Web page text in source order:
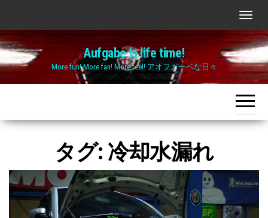
the
content
ナ
ビ
ゲ
ー
シ
ョ
ン
替
え
Aufgabe is life time!
More fun! More fan! More feel! アオフガーベな日々
タグ: 冷却水漏れ